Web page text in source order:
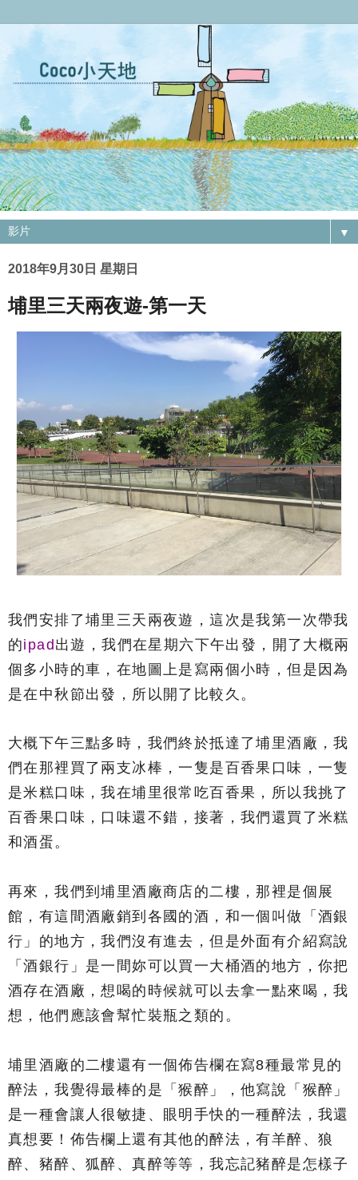
▼
2018年9月30日 星期日
埔里三天兩夜遊-第一天
我們安排了埔里三天兩夜遊，這次是我第一次帶我
的ipad 出遊，我們在星期六下午出發，開了大概兩
個多小時的車，在地圖上是寫兩個小時，但是因為
是在中秋節出發，所以開了比較久。
大概下午三點多時，我們終於抵達了埔里酒廠，我
們在那裡買了兩支冰棒，一隻是百香果口味，一隻
是米糕口味，我在埔里很常吃百香果，所以我挑了
百香果口味，口味還不錯，接著，我們還買了米糕
和酒蛋。
再來，我們到埔里酒廠商店的二樓，那裡是個展
館，有這間酒廠銷到各國的酒，和一個叫做「酒銀
行」的地方，我們沒有進去，但是外面有介紹寫說
「酒銀行」是一間妳可以買一大桶酒的地方，你把
酒存在酒廠，想喝的時候就可以去拿一點來喝，我
想，他們應該會幫忙裝瓶之類的。
埔里酒廠的二樓還有一個佈告欄在寫8種最常見的
醉法，我覺得最棒的是「猴醉」，他寫說「猴醉」
是一種會讓人很敏捷、眼明手快的一種醉法，我還
真想要！佈告欄上還有其他的醉法，有羊醉、狼
醉、豬醉、狐醉、真醉等等，我忘記豬醉是怎樣子